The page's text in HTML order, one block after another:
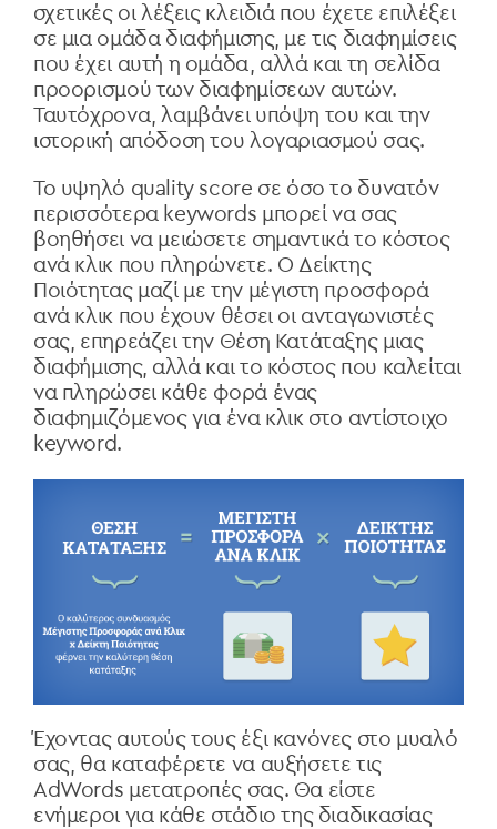
σχετικές οι λέξεις κλειδιά που έχετε επιλέξει
σε μια ομάδα διαφήμισης, με τις διαφημίσεις
που έχει αυτή η ομάδα, αλλά και τη σελίδα
προορισμού των διαφημίσεων αυτών.
Ταυτόχρονα, λαμβάνει υπόψη του και την
ιστορική απόδοση του λογαριασμού σας.
Το υψηλό quality score σε όσο το δυνατόν
περισσότερα keywords μπορεί να σας
βοηθήσει να μειώσετε σημαντικά το κόστος
ανά κλικ που πληρώνετε. Ο Δείκτης
Ποιότητας μαζί με την μέγιστη προσφορά
ανά κλικ που έχουν θέσει οι ανταγωνιστές
σας, επηρεάζει την Θέση Κατάταξης μιας
διαφήμισης, αλλά και το κόστος που καλείται
να πληρώσει κάθε φορά ένας
διαφημιζόμενος για ένα κλικ στο αντίστοιχο
keyword.
Έχοντας αυτούς τους έξι κανόνες στο μυαλό
σας, θα καταφέρετε να αυξήσετε τις
AdWords μετατροπές σας. Θα είστε
ενήμεροι για κάθε στάδιο της διαδικασίας